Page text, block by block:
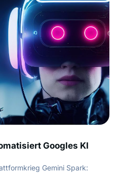
Googles KI
Gemini Spark: